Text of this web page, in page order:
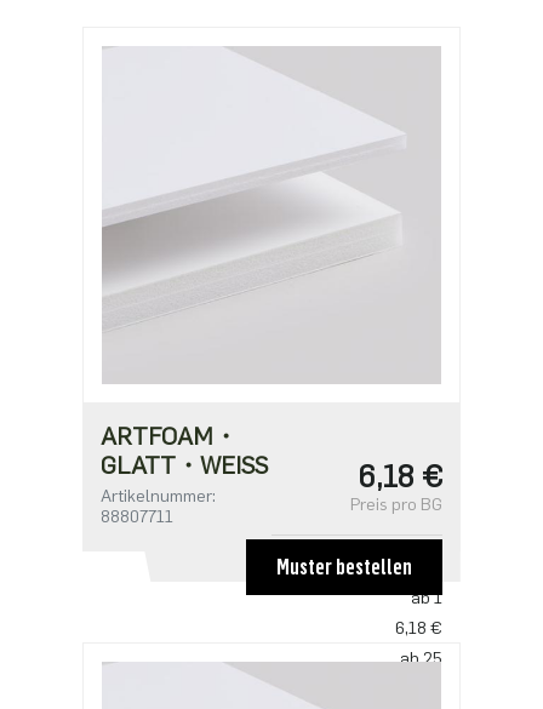
ARTFOAM・
GLATT・WEISS
Artikelnummer:
88807711
6,18 €
Preis pro BG
STAFFELPREISE
ab 1
6,18 €
ab 25
Muster bestellen